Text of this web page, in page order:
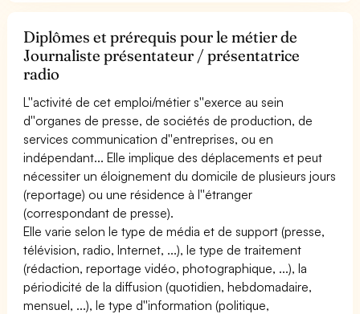
Diplômes et prérequis pour le métier de
Journaliste présentateur / présentatrice
radio
L''activité de cet emploi/métier s''exerce au sein
d''organes de presse, de sociétés de production, de
services communication d''entreprises, ou en
indépendant... Elle implique des déplacements et peut
nécessiter un éloignement du domicile de plusieurs jours
(reportage) ou une résidence à l''étranger
(correspondant de presse).
Elle varie selon le type de média et de support (presse,
télévision, radio, Internet, ...), le type de traitement
(rédaction, reportage vidéo, photographique, ...), la
périodicité de la diffusion (quotidien, hebdomadaire,
mensuel, ...), le type d''information (politique,